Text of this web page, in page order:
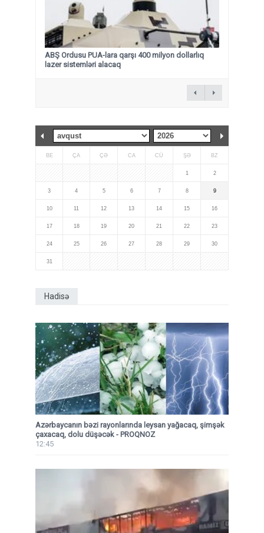
ABŞ Ordusu PUA-lara qarşı 400 milyon dollarlıq
lazer sistemləri alacaq
BE ÇA ÇƏ CA CÜ ŞƏ BZ
1 2
3 4 5 6 7 8 9
10 11 12 13 14 15 16
17 18 19 20 21 22 23
24 25 26 27 28 29 30
31
Hadisə
Azərbaycanın bəzi rayonlarında leysan yağacaq, şimşək
çaxacaq, dolu düşəcək - PROQNOZ
12:45